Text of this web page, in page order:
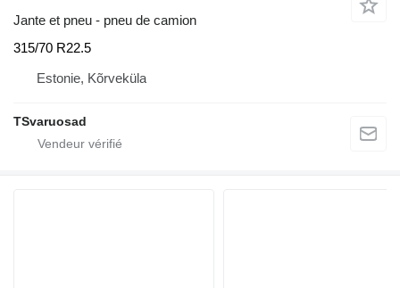
Jante et pneu - pneu de camion
315/70 R22.5
Estonie, Kõrveküla
TSvaruosad